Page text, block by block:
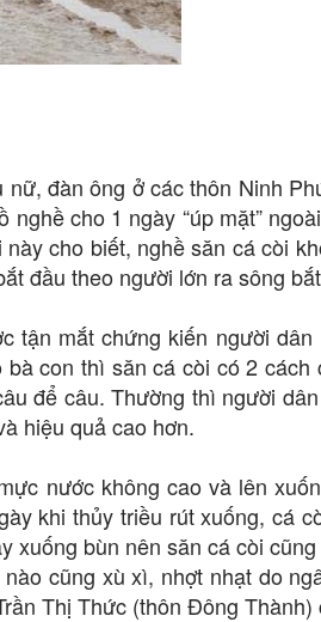
đàn ông ở các thôn Ninh
cho 1 ngày “úp mặt”
cho biết, nghề săn cá còi
đầu theo người lớn ra sông
mắt chứng kiến người dân
con thì săn cá còi có 2 cách
để câu. Thường thì người
hiệu quả cao hơn.
nước không cao và lên
khi thủy triều rút xuống, cá
xuống bùn nên săn cá còi
cũng xù xì, nhợt nhạt do
Thị Thức (thôn Đông Thành)